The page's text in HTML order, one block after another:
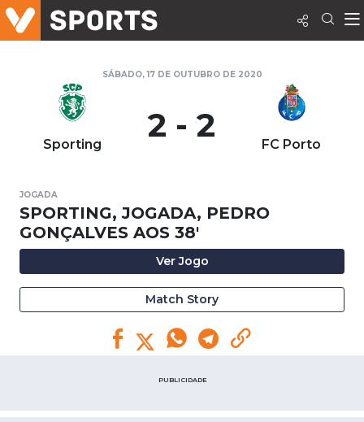
SÁBADO, 17 DE OUTUBRO DE 2020
Sporting 2 - 2 FC Porto
JOGADA
SPORTING, JOGADA, PEDRO
GONÇALVES AOS 38'
Ver Jogo
Match Story
PUBLICIDADE